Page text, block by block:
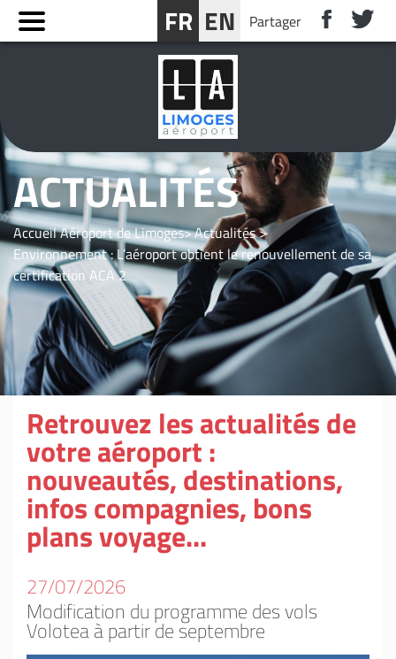
FR EN Partager
RÉSERVER UN SÉJOUR PRÈS DE LIMOGES
ACTUALITÉS
Accueil Aéroport de Limoges Actualités
Environnement : L’aéroport obtient le renouvellement de sa
certification ACA 2
Retrouvez les actualités de
votre aéroport :
nouveautés, destinations,
infos compagnies, bons
plans voyage...
27/07/2026
Modification du programme des vols
Volotea à partir de septembre
Panneau de gestion des cookies